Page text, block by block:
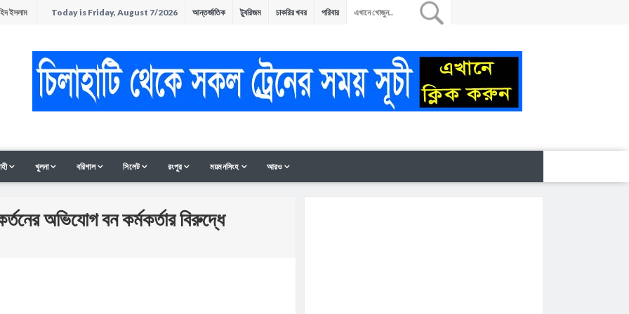
ইসলাম
ও
Today is Friday, August 7/2026 আন্তর্জাতিক ট্যুরিজম চাকরির খবর পরিবার
খুলনা বরিশাল সিলেট রংপুর ময়মনসিংহ আরও
অভিযোগ বন কর্মকর্তার বিরুদ্ধে